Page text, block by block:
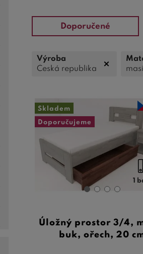
Doporučené
Výroba
Česká republika
Skladem
Doporučujeme
1
Úložný prostor 3/4,
buk, ořech, 20